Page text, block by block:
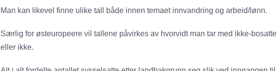
Man kan likevel finne ulike tall både innen temaet innvandring og arbeid/lønn.
Særlig for østeuropeere vil tallene påvirkes av hvorvidt man tar med ikke-bosatte
eller ikke.